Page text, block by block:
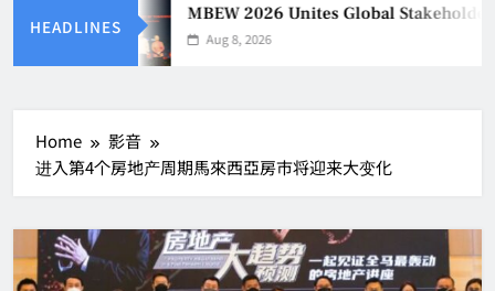
HEADLINES
MBEW 2026 Unites Global
Aug 8, 2026
Home
影音
进入第4个房地产周期馬來西亞房市将迎来大变化